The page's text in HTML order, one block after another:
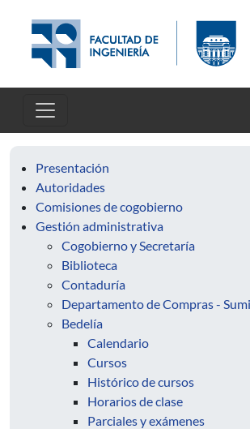
Presentación
Autoridades
Comisiones de cogobierno
Gestión administrativa
Cogobierno y Secretaría
Biblioteca
Contaduría
Departamento de Compras -
Bedelía
Calendario
Cursos
Histórico de cursos
Horarios de clase
Parciales y exámenes